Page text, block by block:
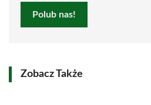
Polub nas!
Zobacz Także